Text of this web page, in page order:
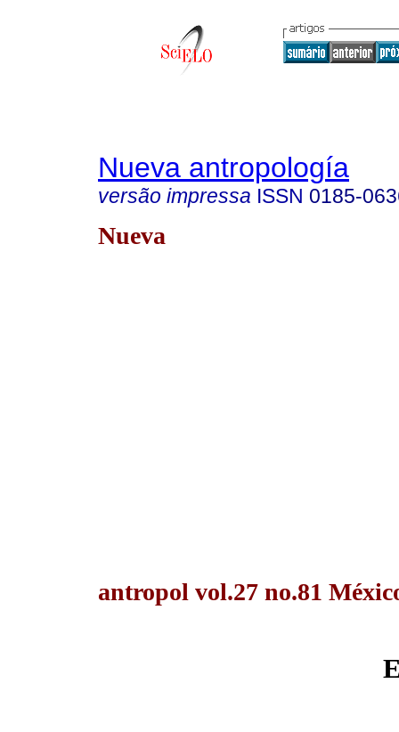
Nueva antropología
versão impressa ISSN 0185-
Nueva
antropol vol.27 no.81